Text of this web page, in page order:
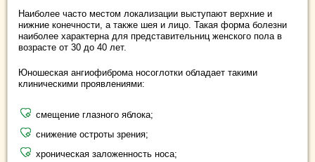
Наиболее часто местом локализации выступают верхние и
нижние конечности, а также шея и лицо. Такая форма болезни
наиболее характерна для представительниц женского пола в
возрасте от 30 до 40 лет.
Юношеская ангиофиброма носоглотки обладает такими
клиническими проявлениями:
смещение глазного яблока;
снижение остроты зрения;
хроническая заложенность носа;